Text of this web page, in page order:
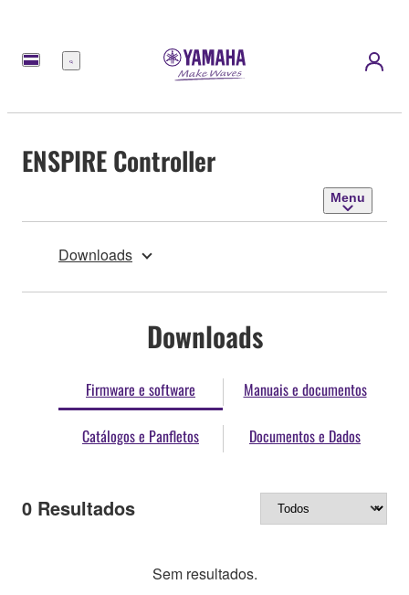
Menu
ENSPIRE Controller
Menu
Downloads
Downloads
Firmware e software Manuais e documentos
Catálogos e Panfletos Documentos e Dados
0 Resultados
Sem resultados.